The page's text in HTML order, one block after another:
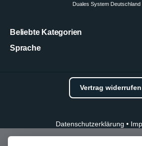
Duales System Deutschland
Beliebte Kategorien
Sprache
Vertrag widerrufen
Datenschutzerklärung •